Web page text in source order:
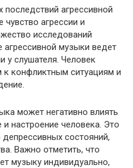
агрессивной
чувство агрессии и
исследований
агрессивной музыки ведет
у слушателя. Человек
конфликтным ситуациям и
может негативно влиять
настроение человека. Это
состояний,
Важно отметить, что
музыку индивидуально,